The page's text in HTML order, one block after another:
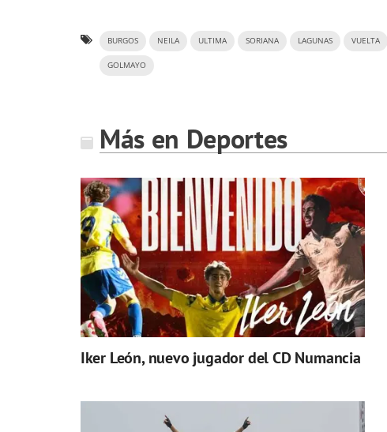
BURGOS NEILA ULTIMA SORIANA LAGUNAS VUELTA
GOLMAYO
Más en Deportes
Iker León, nuevo jugador del CD Numancia